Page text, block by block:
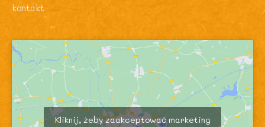
kontakt
Kliknij, żeby zaakceptować marketing